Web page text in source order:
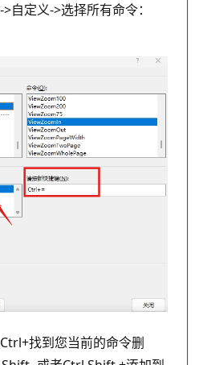
自定义->选择所有命令：
找到您当前的命令删